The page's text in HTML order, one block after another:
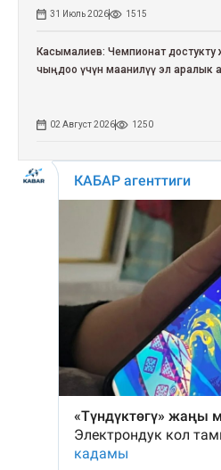
31 Июль 2026 1515
Касымалиев: Чемпионат
чыңдоо үчүн маанилүү эл аралык
02 Август 2026 1250